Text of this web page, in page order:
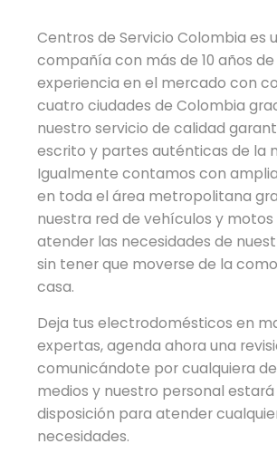
Centros de Servicio Colombia es
compañía con más de 10 años de
experiencia en el mercado con
cuatro ciudades de Colombia
nuestro servicio de calidad
escrito y partes auténticas de la
Igualmente contamos con
en toda el área metropolitana
nuestra red de vehículos y
atender las necesidades de
sin tener que moverse de la
casa.
Deja tus electrodomésticos en
expertas, agenda ahora una
comunicándote por cualquiera
medios y nuestro personal
disposición para atender
necesidades.